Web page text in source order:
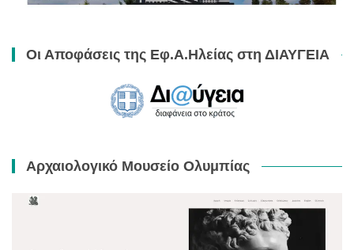
Οι Αποφάσεις της Εφ.Α.Ηλείας στη ΔΙΑΥΓΕΙΑ
Αρχαιολογικό Μουσείο Ολυμπίας